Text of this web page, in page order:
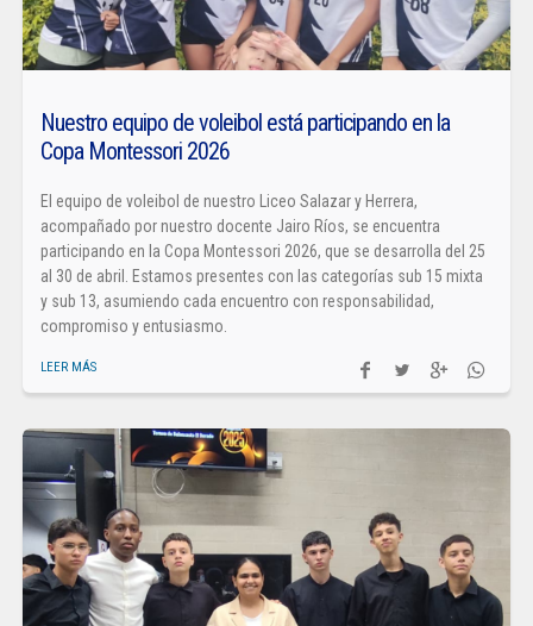
Nuestro equipo de voleibol está participando en la
Copa Montessori 2026
El equipo de voleibol de nuestro Liceo Salazar y Herrera,
acompañado por nuestro docente Jairo Ríos, se encuentra
participando en la Copa Montessori 2026, que se desarrolla del 25
al 30 de abril. Estamos presentes con las categorías sub 15 mixta
y sub 13, asumiendo cada encuentro con responsabilidad,
compromiso y entusiasmo.
LEER MÁS